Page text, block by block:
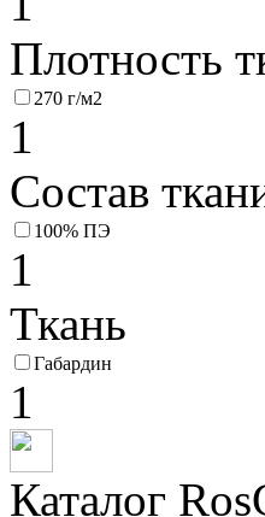
Плотность
270 г/м2
1
Состав
100% ПЭ
1
Ткань
Габардин
1
Каталог